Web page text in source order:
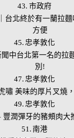
市政府
台北終於有一蘭拉
方便
忠孝敦化
聞中台北第一名的拉
別!
忠孝敦化
嘯 美味的厚片叉燒
忠孝敦化
豐潤彈牙的豬頰肉大
南港